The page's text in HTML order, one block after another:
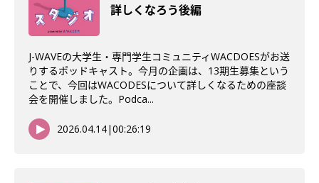
詳しくなろう後編
J-WAVEの大学生・専門学生コミュニティWACDOESがお送
りするポッドキャスト。今月の企画は、13期生募集という
ことで、今回はWACODESについて詳しくなるための座談
会を開催しました。Podca...
2026.04.14|00:26:19